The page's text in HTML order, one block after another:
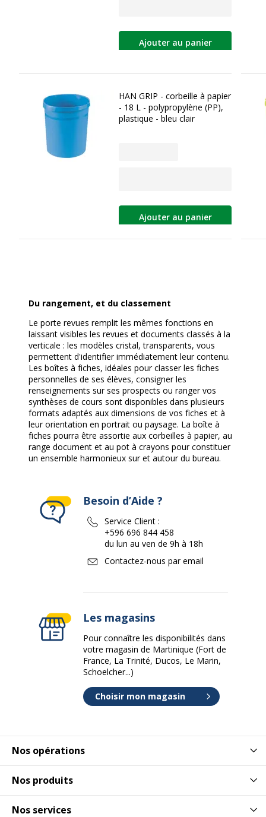
Ajouter au panier
HAN GRIP - corbeille à papier
- 18 L - polypropylène (PP),
plastique - bleu clair
Ajouter au panier
Du rangement, et du classement
Le porte revues remplit les mêmes fonctions en
laissant visibles les revues et documents classés à la
verticale : les modèles cristal, transparents, vous
permettent d'identifier immédiatement leur contenu.
Les boîtes à fiches, idéales pour classer les fiches
personnelles de ses élèves, consigner les
renseignements sur ses prospects ou ranger vos
synthèses de cours sont disponibles dans plusieurs
formats adaptés aux dimensions de vos fiches et à
leur orientation en portrait ou paysage. La boîte à
fiches pourra être assortie aux corbeilles à papier, au
range document et au pot à crayons pour constituer
un ensemble harmonieux sur et autour du bureau.
Nos opérations
Nos produits
Nos services
Besoin d’Aide ?
Service Client :
+596 696 844 458
du lun au ven de 9h à 18h
Contactez-nous par email
Les magasins
Pour connaître les disponibilités dans
votre magasin de Martinique (Fort de
France, La Trinité, Ducos, Le Marin,
Schoelcher...)
Choisir mon magasin